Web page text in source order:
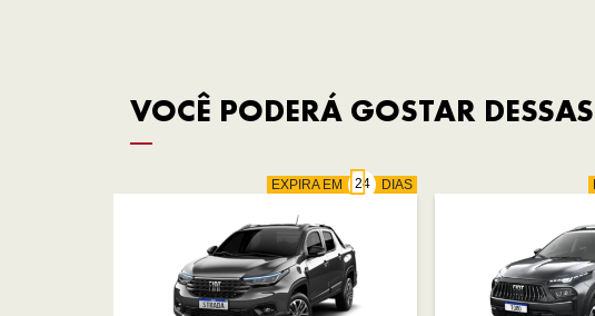
VOCÊ PODERÁ GOSTAR
EXPIRA EM DIAS